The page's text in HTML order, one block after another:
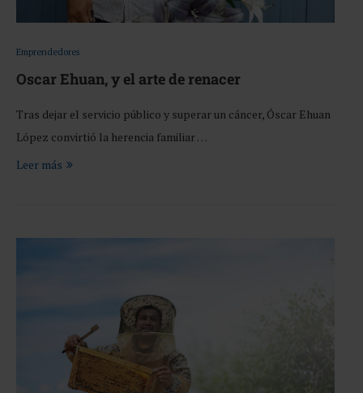
Emprendedores
Oscar Ehuan, y el arte de renacer
Tras dejar el servicio público y superar un cáncer, Óscar Ehuan
López convirtió la herencia familiar …
Leer más